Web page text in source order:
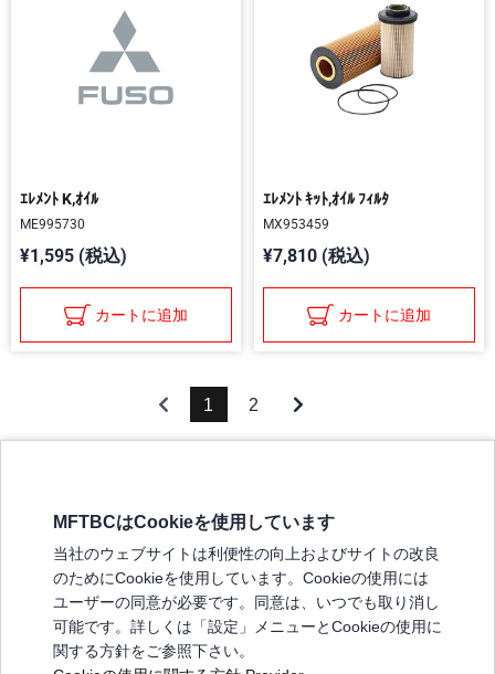
ｴﾚﾒﾝﾄ K,ｵｲﾙ
ME995730
¥1,595 (税込)
カートに追加
ｴﾚﾒﾝﾄ ｷｯﾄ,ｵｲﾙ ﾌｨﾙﾀ
MX953459
¥7,810 (税込)
カートに追加
1 2
弊社の製品について
販売店リスト
よくある質問 / お問い合わせ
MFTBCはCookieを使用しています
当社のウェブサイトは利便性の向上およびサイトの改良
のためにCookieを使用しています。Cookieの使用には
ユーザーの同意が必要です。同意は、いつでも取り消し
可能です。詳しくは「設定」メニューとCookieの使用に
関する方針をご参照下さい。